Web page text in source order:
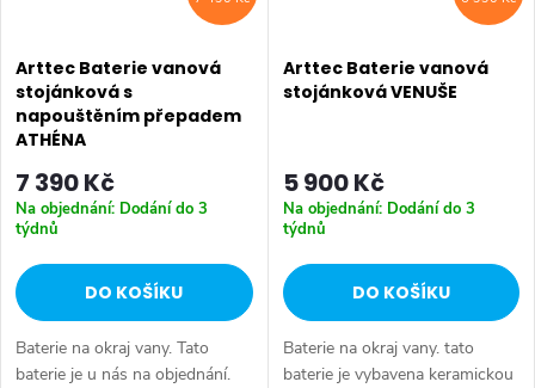
Arttec Baterie vanová
stojánková s
napouštěním přepadem
ATHÉNA
7 390 Kč
Na objednání: Dodání do 3
týdnů
DO KOŠÍKU
Baterie na okraj vany. Tato
baterie je u nás na objednání.
Arttec Baterie vanová
stojánková VENUŠE
5 900 Kč
Na objednání: Dodání do 3
týdnů
DO KOŠÍKU
Baterie na okraj vany. tato
baterie je vybavena keramickou